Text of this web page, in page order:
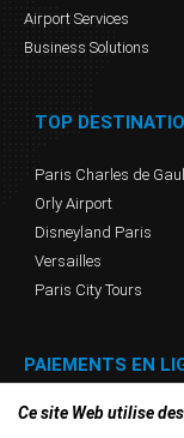
Ce site Web utilise
Airport Services
Business Solutions
TOP
Paris Charles de
Orly Airport
Disneyland Paris
Versailles
Paris City Tours
PAIEMENTS EN